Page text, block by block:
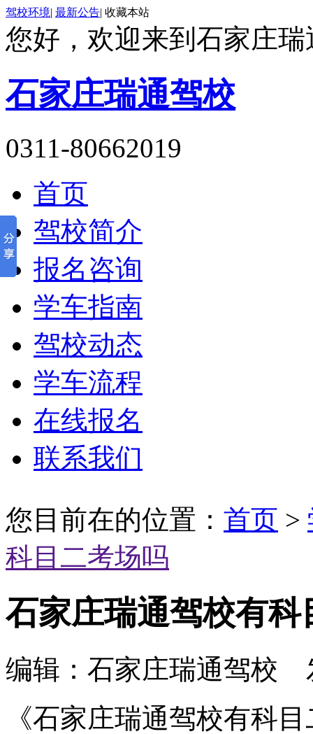
驾校环境| 最新公告| 收藏本站
您好，欢迎来到石家庄
石家庄瑞通驾校
0311-80662019
首页
驾校简介
报名咨询
学车指南
驾校动态
学车流程
在线报名
联系我们
您目前在的位置： 首页 >
科目二考场吗
石家庄瑞通驾校有科
编辑：石家庄瑞通驾校
《石家庄瑞通驾校有科